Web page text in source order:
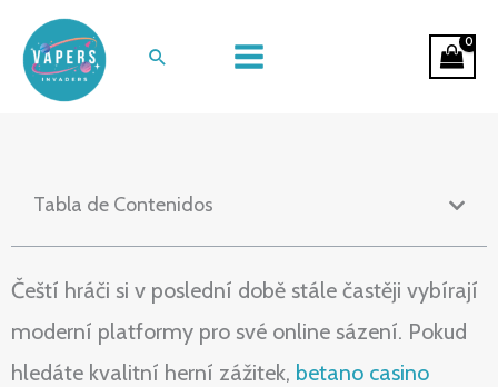
contenido
Buscar
Komplexní pohled na oblíbenou
platformu Betano v České republice
Tabla de Contenidos
Čeští hráči si v poslední době stále častěji vybírají
moderní platformy pro své online sázení. Pokud
hledáte kvalitní herní zážitek, betano casino